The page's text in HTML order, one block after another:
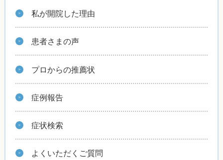
私が開院した理由
患者さまの声
プロからの推薦状
症例報告
症状検索
よくいただくご質問